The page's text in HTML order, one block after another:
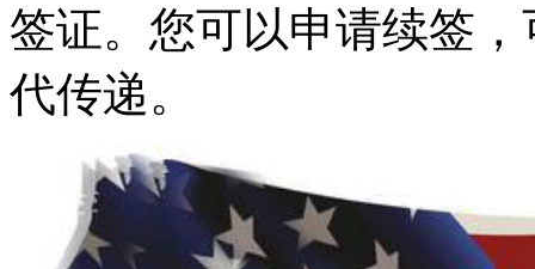
签证。您可以申请续签
代传递。